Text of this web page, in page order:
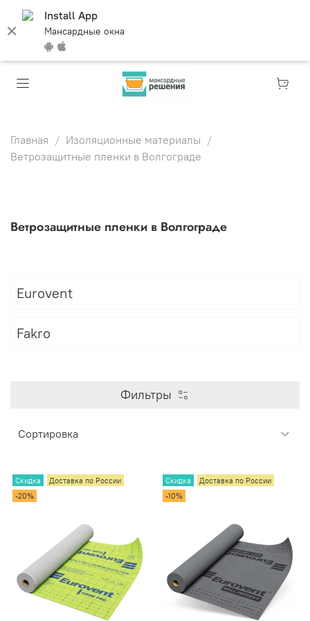
Install App
Мансардные окна
Главная
Изоляционные материалы
Ветрозащитные пленки в Волгограде
Ветрозащитные пленки в Волгограде
Eurovent
Fakro
Фильтры
Скидка
Доставка по России
-20%
Скидка
Доставка по России
-10%